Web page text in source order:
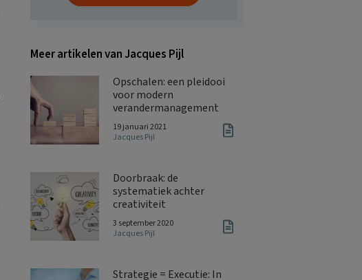
Meer artikelen van Jacques Pijl
Opschalen: een pleidooi
voor modern
verandermanagement
19 januari 2021
Jacques Pijl
Doorbraak: de
systematiek achter
creativiteit
3 september 2020
Jacques Pijl
Strategie = Executie: In